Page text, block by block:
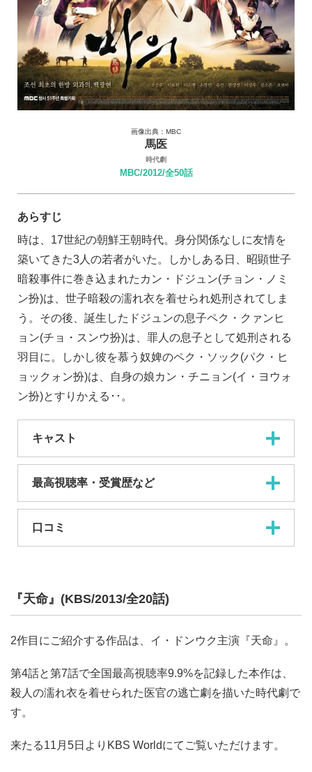
画像出典：MBC
馬医
時代劇
MBC/2012/全50話
あらすじ
時は、17世紀の朝鮮王朝時代。身分関係なしに友情を
築いてきた3人の若者がいた。しかしある日、昭顕世子
暗殺事件に巻き込まれたカン・ドジュン(チョン・ノミ
ン扮)は、世子暗殺の濡れ衣を着せられ処刑されてしま
う。その後、誕生したドジュンの息子ペク・クァンヒ
ョン(チョ・スンウ扮)は、罪人の息子として処刑される
羽目に。しかし彼を慕う奴婢のペク・ソック(パク・ヒ
ョックォン扮)は、自身の娘カン・チニョン(イ・ヨウォ
ン扮)とすりかえる･･。
キャスト
最高視聴率・受賞歴など
口コミ
『天命』(KBS/2013/全20話)
2作目にご紹介する作品は、イ・ドンウク主演『天命』。
第4話と第7話で全国最高視聴率9.9%を記録した本作は、
殺人の濡れ衣を着せられた医官の逃亡劇を描いた時代劇で
す。
来たる11月5日よりKBS Worldにてご覧いただけます。